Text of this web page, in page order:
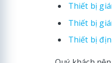
Thiết bị
Thiết bị
Thiết bị